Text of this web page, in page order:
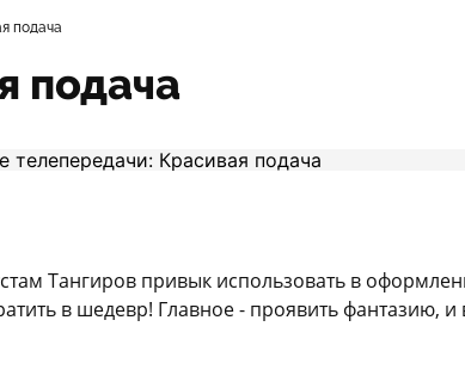
подача
подача
Тангиров привык использовать в
в шедевр! Главное - проявить фантазию, и